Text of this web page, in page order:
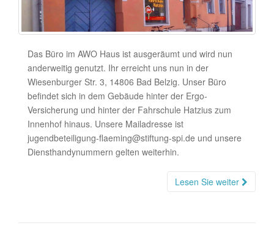
Das Büro im AWO Haus ist ausgeräumt und wird nun
anderweitig genutzt. Ihr erreicht uns nun in der
Wiesenburger Str. 3, 14806 Bad Belzig. Unser Büro
befindet sich in dem Gebäude hinter der Ergo-
Versicherung und hinter der Fahrschule Hatzius zum
Innenhof hinaus. Unsere Mailadresse ist
jugendbeteiligung-flaeming@stiftung-spi.de und unsere
Diensthandynummern gelten weiterhin.
Lesen Sie weiter